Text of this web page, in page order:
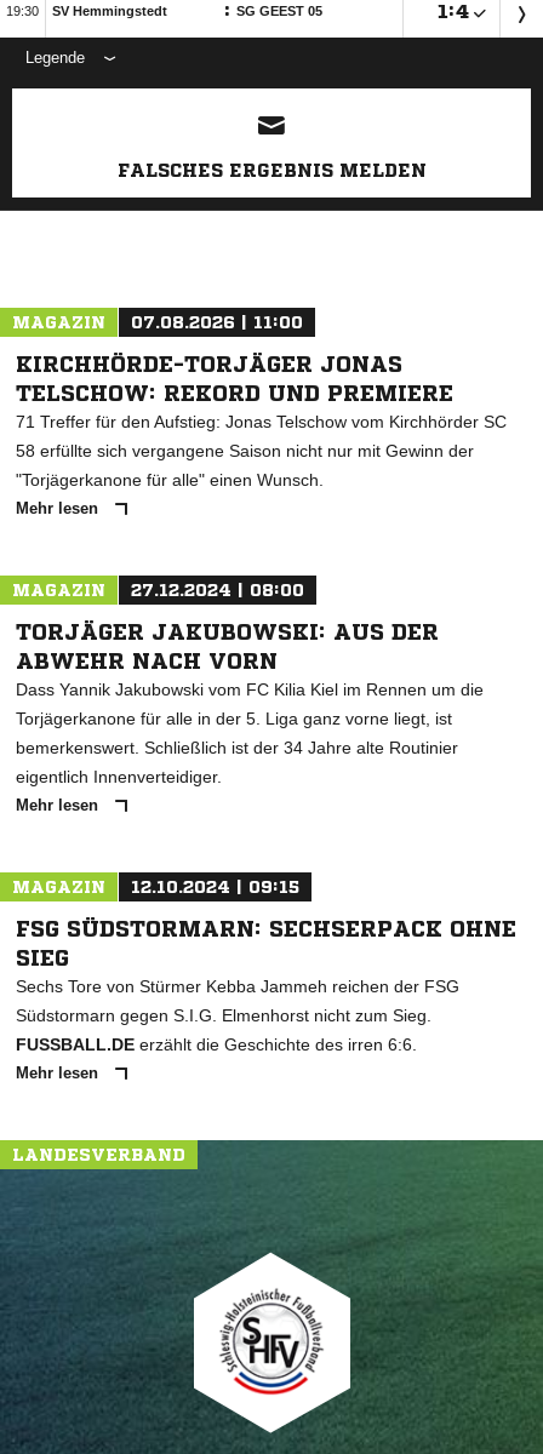
 SV Hemmingstedt : SG GEEST 05  :
Legende
FALSCHES ERGEBNIS MELDEN
MAGAZIN 07.08.2026 | 11:00
KIRCHHÖRDE-TORJÄGER JONAS
TELSCHOW: REKORD UND PREMIERE
71 Treffer für den Aufstieg: Jonas Telschow vom Kirchhörder SC
58 erfüllte sich vergangene Saison nicht nur mit Gewinn der
"Torjägerkanone für alle" einen Wunsch.
Mehr lesen
MAGAZIN 27.12.2024 | 08:00
TORJÄGER JAKUBOWSKI: AUS DER
ABWEHR NACH VORN
Dass Yannik Jakubowski vom FC Kilia Kiel im Rennen um die
Torjägerkanone für alle in der 5. Liga ganz vorne liegt, ist
bemerkenswert. Schließlich ist der 34 Jahre alte Routinier
eigentlich Innenverteidiger.
Mehr lesen
MAGAZIN 12.10.2024 | 09:15
FSG SÜDSTORMARN: SECHSERPACK OHNE
SIEG
Sechs Tore von Stürmer Kebba Jammeh reichen der FSG
Südstormarn gegen S.I.G. Elmenhorst nicht zum Sieg.
FUSSBALL.DE erzählt die Geschichte des irren 6:6.
Mehr lesen
LANDESVERBAND